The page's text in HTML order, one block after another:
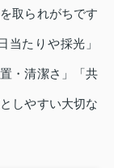
取られがちです
当たりや採光」
・清潔さ」「共
しやすい大切な